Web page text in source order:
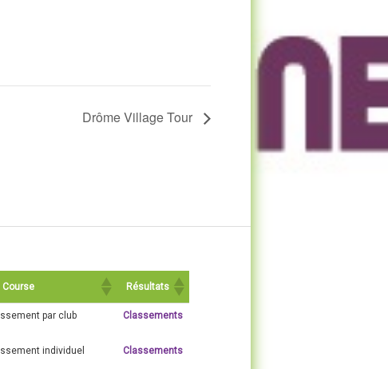
Drôme Village Tour
Course Résultats
par club
Classements
individuel
Classements